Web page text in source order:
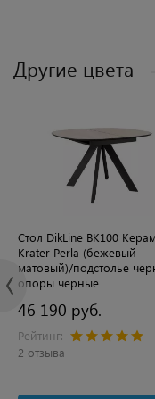
Другие цвета
Стол DikLine BK100
Krater Perla (бежевый
матовый)/подстолье
опоры черные
46 190 руб.
Рейтинг:
2 отзыва